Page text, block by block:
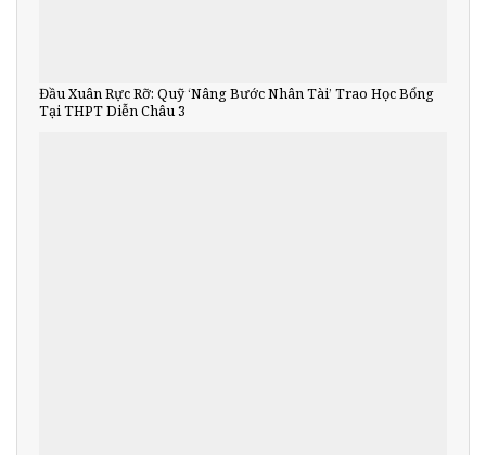
Đầu Xuân Rực Rỡ: Quỹ ‘Nâng Bước Nhân Tài’ Trao Học Bổng
Tại THPT Diễn Châu 3